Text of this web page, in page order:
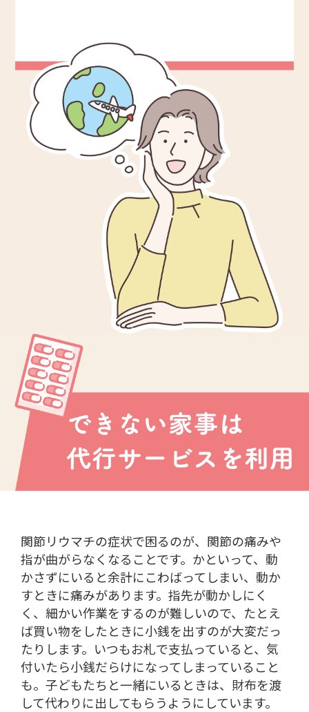
関節リウマチの症状で困るのが、関節の痛みや
指が曲がらなくなることです。かといって、動
かさずにいると余計にこわばってしまい、動か
すときに痛みがあります。指先が動かしにく
く、細かい作業をするのが難しいので、たとえ
ば買い物をしたときに小銭を出すのが大変だっ
たりします。いつもお札で支払っていると、気
付いたら小銭だらけになってしまっていること
も。子どもたちと一緒にいるときは、財布を渡
して代わりに出してもらうようにしています。